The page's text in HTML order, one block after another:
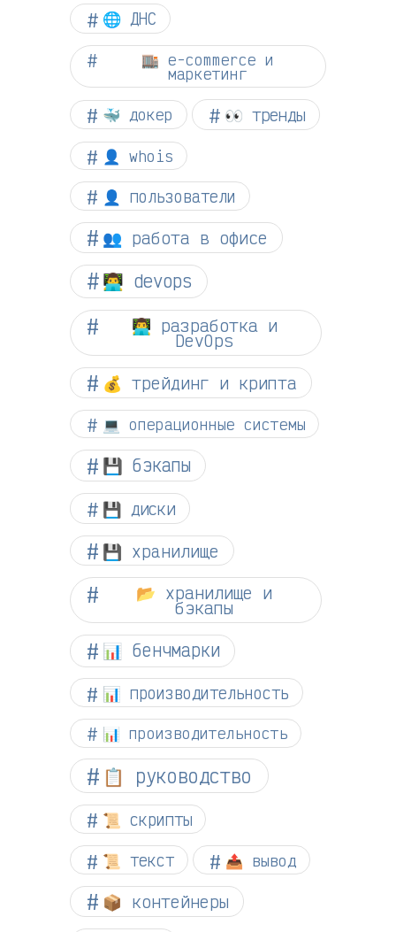
🌐 ДНС
🏬 e-commerce и
маркетинг
🐳 докер 👀 тренды
👤 whois
👤 пользователи
👥 работа в офисе
👨‍💻 devops
👨‍💻 разработка и
DevOps
💰 трейдинг и крипта
💻 операционные системы
💾 бэкапы
💾 диски
💾 хранилище
📂 хранилище и
бэкапы
📊 бенчмарки
📊 производительность
📊 производительность
📋 руководство
📜 скрипты
📜 текст 📤 вывод
📦 контейнеры